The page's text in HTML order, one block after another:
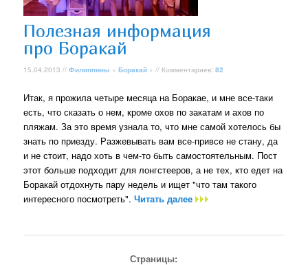
Полезная информация
про Боракай
15.04.2013 //Филиппины »Боракай » // Комментариев:82
Итак, я прожила четыре месяца на Боракае, и мне все-таки
есть, что сказать о нем, кроме охов по закатам и ахов по
пляжам. За это время узнала то, что мне самой хотелось бы
знать по приезду. Разжевывать вам все-привсе не стану, да
и не стоит, надо хоть в чем-то быть самостоятельным. Пост
этот больше подходит для лонгстееров, а не тех, кто едет на
Боракай отдохнуть пару недель и ищет "что там такого
интересного посмотреть".Читать далее
Страницы: